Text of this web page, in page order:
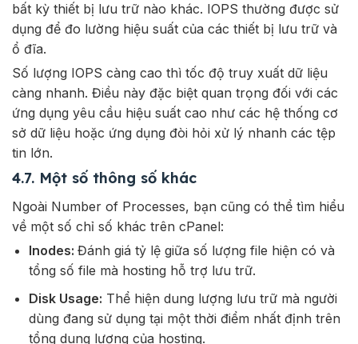
bất kỳ thiết bị lưu trữ nào khác. IOPS thường được sử
dụng để đo lường hiệu suất của các thiết bị lưu trữ và
ổ đĩa.
Số lượng IOPS càng cao thì tốc độ truy xuất dữ liệu
càng nhanh. Điều này đặc biệt quan trọng đối với các
ứng dụng yêu cầu hiệu suất cao như các hệ thống cơ
sở dữ liệu hoặc ứng dụng đòi hỏi xử lý nhanh các tệp
tin lớn.
4.7. Một số thông số khác
Ngoài Number of Processes, bạn cũng có thể tìm hiểu
về một số chỉ số khác trên cPanel:
Inodes: Đánh giá tỷ lệ giữa số lượng file hiện có và
tổng số file mà hosting hỗ trợ lưu trữ.
Disk Usage: Thể hiện dung lượng lưu trữ mà người
dùng đang sử dụng tại một thời điểm nhất định trên
tổng dung lượng của hosting.